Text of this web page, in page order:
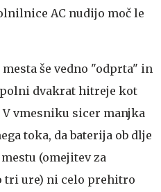
AC nudijo moč le
še vedno "odprta" in
dvakrat hitreje kot
vmesniku sicer manjka
toka, da baterija ob dlje
(omejitev za
tri ure) ni celo prehitro